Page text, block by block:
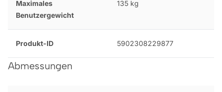
Maximales
Benutzergewicht
135 kg
Produkt-ID 5902308229877
Abmessungen